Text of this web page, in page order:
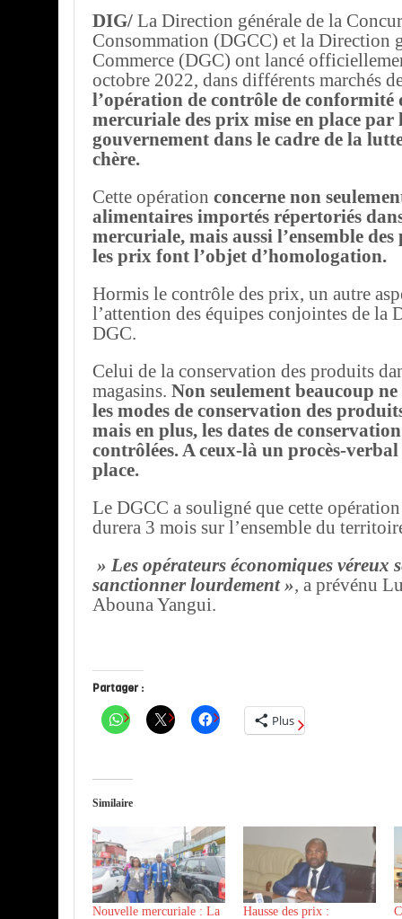
DIG/ La Direction générale de la
Consommation (DGCC) et la Direction
Commerce (DGC) ont lancé
octobre 2022, dans différents marchés
l’opération de contrôle de conformité
mercuriale des prix mise en place par
gouvernement dans le cadre de la
chère.
Cette opération concerne non
alimentaires importés répertoriés
mercuriale, mais aussi l’ensemble
les prix font l’objet d’homologation.
Hormis le contrôle des prix, un autre
l’attention des équipes conjointes de la
DGC.
Celui de la conservation des produits
magasins. Non seulement beaucoup ne
les modes de conservation des
mais en plus, les dates de
contrôlées. A ceux-là un procès-
place.
Le DGCC a souligné que cette
durera 3 mois sur l’ensemble du
» Les opérateurs économiques véreux
sanctionner lourdement », a prévénu
Abouna Yangui.
Partager :
Plus
Similaire
Nouvelle mercuriale : La
Hausse des prix :